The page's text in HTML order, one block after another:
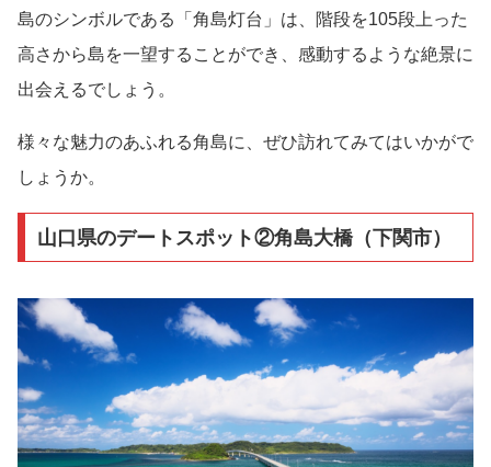
島のシンボルである「角島灯台」は、階段を105段上った
高さから島を一望することができ、感動するような絶景に
出会えるでしょう。
様々な魅力のあふれる角島に、ぜひ訪れてみてはいかがで
しょうか。
山口県のデートスポット②角島大橋（下関市）